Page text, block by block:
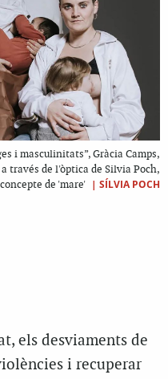
i masculinitats”, Gràcia Camps,
través de l'òptica de Silvia Poch,
de 'mare' | SÍLVIA POCH
els desviaments de
i recuperar